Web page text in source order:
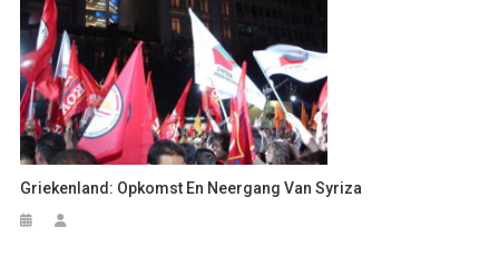
Griekenland: Opkomst En Neergang Van Syriza